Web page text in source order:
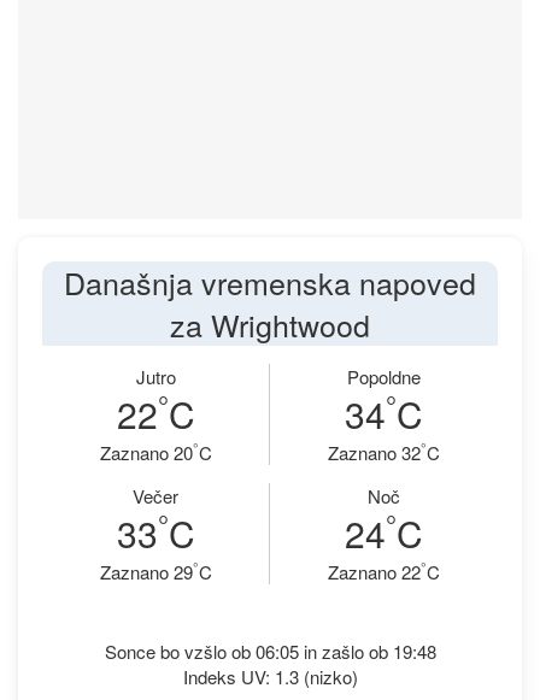
Današnja vremenska napoved
za Wrightwood
Jutro
22°C
Zaznano 20°C
Popoldne
34°C
Zaznano 32°C
Večer
33°C
Zaznano 29°C
Noč
24°C
Zaznano 22°C
Sonce bo vzšlo ob 06:05 in zašlo ob 19:48
Indeks UV: 1.3 (nizko)